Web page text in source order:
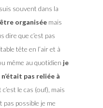
souvent dans la
organiséemais
dire que c’est pas
tête en l’air et à
même au quotidien je
pas reliée à
le cas (ouf), mais
pas possible je me